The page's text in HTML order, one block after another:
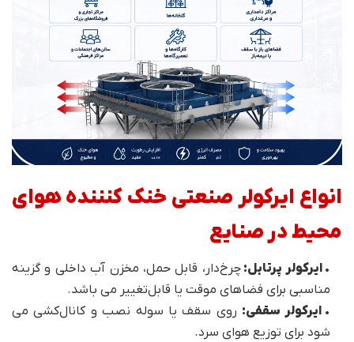
انواع ایرکولر صنعتی خنک کنننده هوای
محیط در صنایع
• ایرکولر پرتابل:چرخ‌دار، قابل حمل، مخزن آب داخلی و گزینه
مناسبی برای فضاهای موقت یا قابل‌تغییر می باشد.
•ایرکولر سقفی: روی سقف یا سوله نصب و کانال‌کشی می
شود برای توزیع هوای سرد.